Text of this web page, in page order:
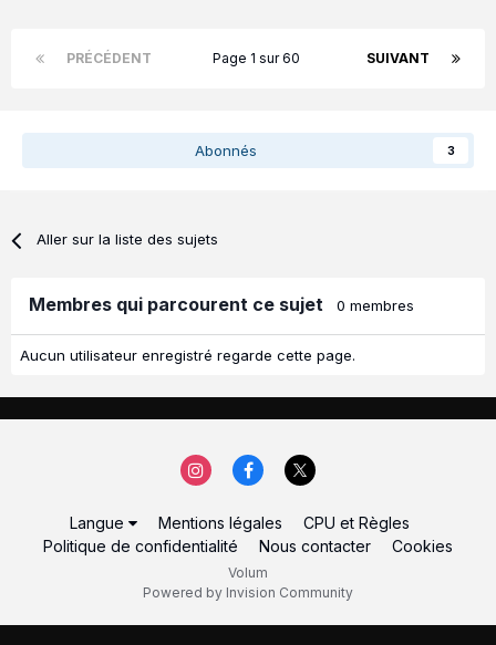
PRÉCÉDENT SUIVANT
Page 1 sur 60
Abonnés 3
Aller sur la liste des sujets
Membres qui parcourent ce sujet 0 membres
Aucun utilisateur enregistré regarde cette page.
Langue Mentions légales
CPU et Règles
Politique de confidentialité
Nous contacter Cookies
Volum
Powered by Invision Community